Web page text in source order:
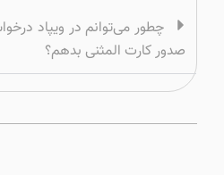
چطور می‌توانم در ویپاد
صدور کارت المثنی بدهم؟